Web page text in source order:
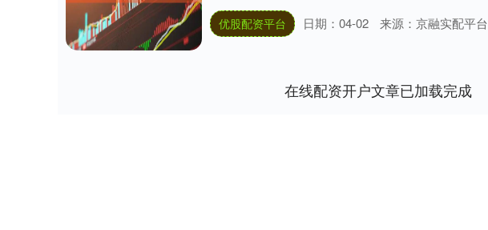
优股配资平台 日期：04-02 来源：京融实配平台
在线配资开户文章已加载完成